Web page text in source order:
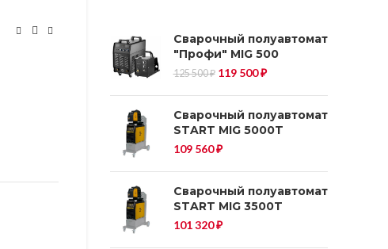
Сварочный полуавтомат
"Профи" MIG 500
125 500₽ Первоначальная
цена
125
119 500₽Текущая
500 ₽.
Сварочный полуавтомат
START MIG 5000T
109 560₽
Сварочный полуавтомат
START MIG 3500T
101 320₽